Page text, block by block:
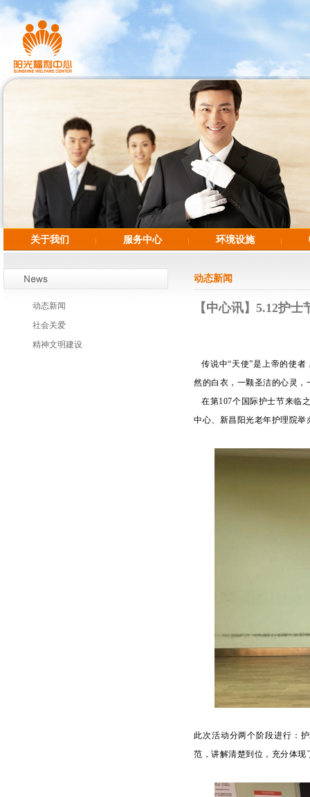
关于我们 服务中心 环境设施
动态新闻
社会关爱
精神文明建设
动态新闻
【中心讯】5.12护
传说中“天使”是上帝的使者
然的白衣，一颗圣洁的心灵
在第107个国际护士节来临
中心、新昌阳光老年护理院举
此次活动分两个阶段进行：
范，讲解清楚到位，充分体